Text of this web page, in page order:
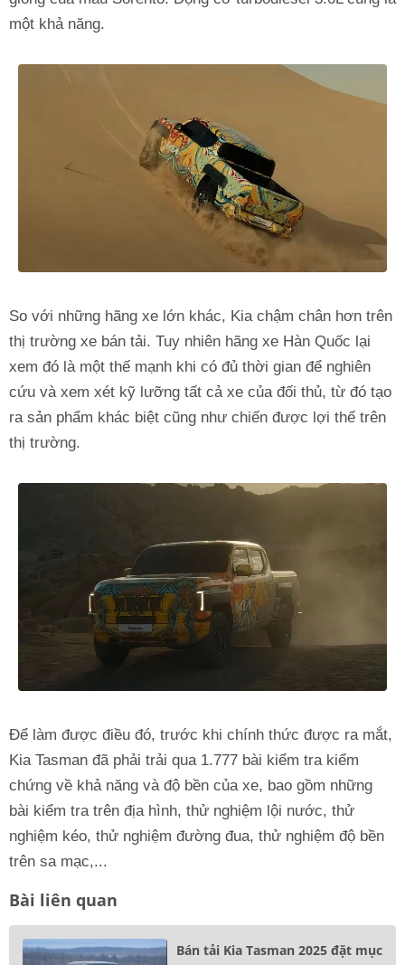
một khả năng.
So với những hãng xe lớn khác, Kia chậm chân hơn trên
thị trường xe bán tải. Tuy nhiên hãng xe Hàn Quốc lại
xem đó là một thế mạnh khi có đủ thời gian để nghiên
cứu và xem xét kỹ lưỡng tất cả xe của đối thủ, từ đó tạo
ra sản phẩm khác biệt cũng như chiến được lợi thế trên
thị trường.
Để làm được điều đó, trước khi chính thức được ra mắt,
Kia Tasman đã phải trải qua 1.777 bài kiểm tra kiểm
chứng về khả năng và độ bền của xe, bao gồm những
bài kiểm tra trên địa hình, thử nghiệm lội nước, thử
nghiệm kéo, thử nghiệm đường đua, thử nghiệm độ bền
trên sa mạc,...
Bài liên quan
Bán tải Kia Tasman 2025 đặt mục